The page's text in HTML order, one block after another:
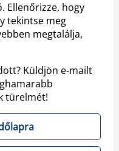
Ellenőrizze, hogy
tekintse meg
megtalálja,
Küldjön e-mailt
türelmét!